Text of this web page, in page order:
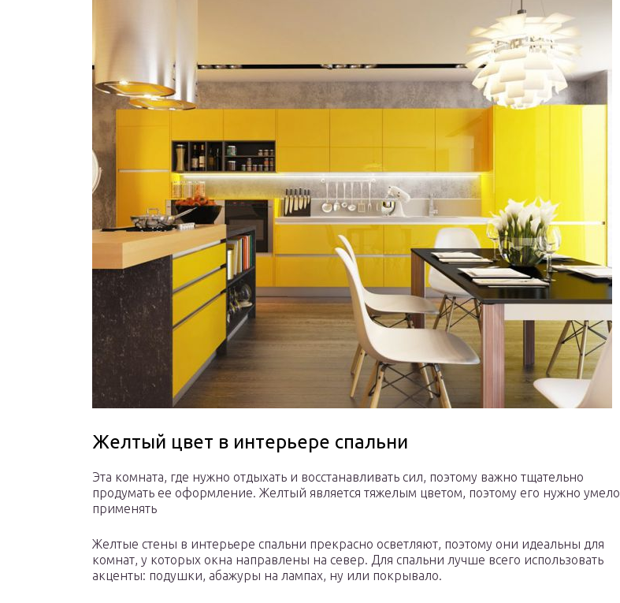
Желтый цвет в интерьере спальни
Эта комната, где нужно отдыхать и восстанавливать сил, поэтому важно тщательно
продумать ее оформление. Желтый является тяжелым цветом, поэтому его нужно умело
применять
Желтые стены в интерьере спальни прекрасно осветляют, поэтому они идеальны для
комнат, у которых окна направлены на север. Для спальни лучше всего использовать
акценты: подушки, абажуры на лампах, ну или покрывало.